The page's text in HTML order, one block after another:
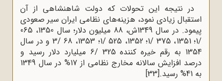
در نتیجه این تحولات که دولت شاهنشاهی از آن
استقبال زیادی نمود، هزینه‌های نظامی ایران سیر صعودی
پیمود. در سال 1349ش، 88 میلیون دلار؛ سال 1350، 065
/1؛ 1351، 375 /1؛ 1352، 525 /1؛ 1353، 68 /3 و در سال
1354 به رقم خیره کننده 325 /6 میلیارد دلار رسید و
درصد افزایش سالانه مخارج نظامی از 17% در سال 1349
به 41% رسید.
[33]